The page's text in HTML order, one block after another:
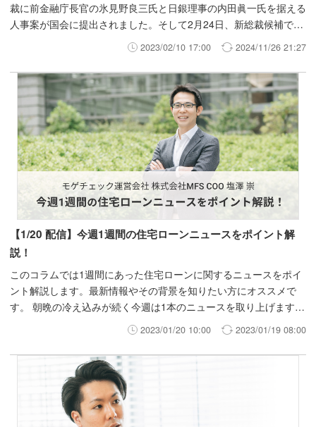
裁に前金融庁長官の氷見野良三氏と日銀理事の内田眞一氏を据える
人事案が国会に提出されました。そして2月24日、新総裁候補であ
る植田氏による所信聴取・質疑応答が国会で行われました。所信聴
取を受けて、日銀の金融緩和政策と住宅ローン金利への影響につい
て解説します。
2023/02/10 17:00 2024/11/26 21:27
【1/20 配信】今週1週間の住宅ローンニュースをポイント解
説！
このコラムでは1週間にあった住宅ローンに関するニュースをポイ
ント解説します。最新情報やその背景を知りたい方にオススメで
す。 朝晩の冷え込みが続く今週は1本のニュースを取り上げます。
2023/01/20 10:00 2023/01/19 08:00